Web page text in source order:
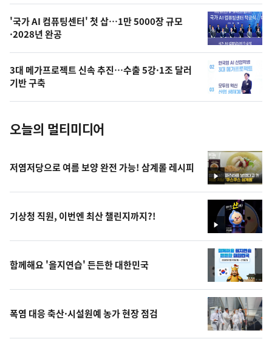
오
의
사
진
'국가 AI 컴퓨팅센터' 첫 삽…1만 5000장 규모
·2028년 완공
3대 메가프로젝트 신속 추진…수출 5강·1조 달러
기반 구축
오늘의 멀티미디어
영
상
저염저당으로 여름 보양 완전 가능! 삼계롤 레시피
영
상
기상청 직원, 이번엔 최산 챌린지까지?!
함께해요 '을지연습' 든든한 대한민국
폭염 대응 축산·시설원예 농가 현장 점검